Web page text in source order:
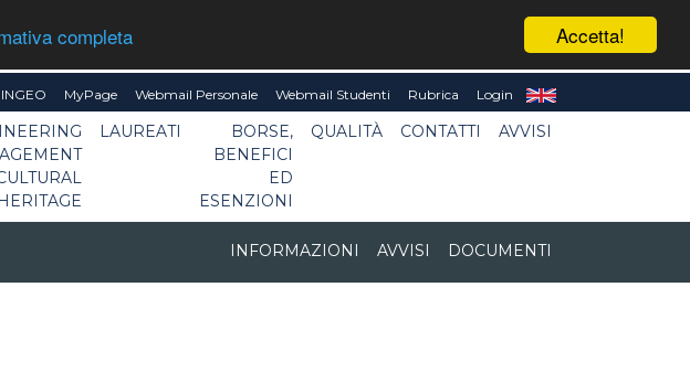
Accetta!
completa
MyPage Webmail Personale Webmail Studenti Rubrica Login
HERITAGE
LAUREATI
BORSE,
BENEFICI
ED
ESENZIONI
QUALITÀ CONTATTI AVVISI
INFORMAZIONI AVVISI DOCUMENTI